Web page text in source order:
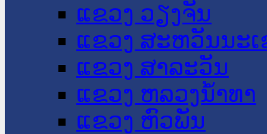
ແຂວງ ວຽງຈັນ
ແຂວງ ສະຫວັນນະ
ແຂວງ ສາລະວັນ
ແຂວງ ຫລວງນໍ້າທາ
ແຂວງ ຫົວພັນ